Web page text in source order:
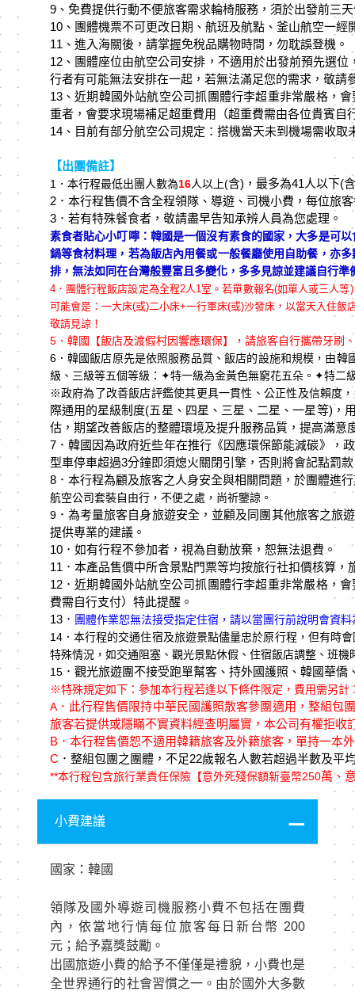
9、免費提供行動不便旅客需求輪椅服務，須於出發前三
10、團體機票不可更改⽇期、航班及航點、釜⼭航空⼀經
11、進入海關後，請掌握免稅品購物時間，勿耽誤登機。
12、團體座位由航空公司安排，不適⽤於出發前預先選
行者有可能無法安排在⼀起，若無法滿足您的需求，敬請
13、近期韓國外站航空公司抓團體行李超重非常嚴格，
重者，會要求現場補足超重費⽤（超重費需由各位貴賓⾃
14、目前有部分航空公司規定：搭機當天未到機場需收
【出團備註】
1．本行程最低出團人數為16人以上(含) ，最多為41人以下(
2．本行程售價不含全程領隊、導遊、司機小費，每位旅
3．若有特殊餐食者，敬請盡早告知承辨人員為您處理。
素食者貼心小叮嚀：韓國是一個沒有素食的國家，大多是可
鍋等食材料理，若為飯店內用餐或一般餐廳使用自助餐，亦
排，無法如同在台灣般豐富且多變化，多多見諒並建議自行準
4． 團體行程飯店設定為全程2人1室。若單數報名(如單人或三人
可能會是：一大床(或)二小床+一行軍床(或)沙發床，以當天入住
敬請見諒！
5．韓國【飯店及渡假村因響應環保】，請旅客自行攜帶牙刷
6．韓國飯店原先是依照服務品質、飯店的設施和規模，由
級、三級等五個等級： ✦特一級為金黃色無窮花五朵。 ✦特二
※政府為了改善飯店評鑑使其更具一貫性、公正性及信賴度
際通用的星級制度(五星、四星、三星、二星、一星等) ，
估，期望改善飯店的整體環境及提升服務品質，提高滿
7．韓國因為政府近些年在推行《因應環保節能減碳》，
型車停車超過3分鐘即須熄火關閉引擎，否則將會記點罰
8．本行程為顧及旅客之人身安全與相關問題，於團體進
航空公司套裝自由行，不便之處，尚祈鑒諒。
9．為考量旅客自身旅遊安全，並顧及同團其他旅客之旅
提供專業的建議。
10．如有⾏程不參加者，視為⾃動放棄，恕無法退費。
11．本產品售價中所含景點門票等均按旅行社扣價核算
12．近期韓國外站航空公司抓團體行李超重非常嚴格，
費需自行支付）特此提醒。
13． 團體作業恕無法接受指定住宿，請以當團行前說明會資
14．本行程的交通住宿及旅遊景點儘量忠於原行程，但有時
特殊情況，如交通阻塞、觀光景點休假、住宿飯店調整、班
15．觀光旅遊團不接受跑單幫客、持外國護照、韓國華僑
※特殊規定如下：參加本行程若逢以下條件限定，費用需另計
A．此行程售價限持中華民國護照散客參團適用，整組包
旅客若提供或隱瞞不實資料經查明屬實，本公司有權拒
B．本行程售價恕不適用韓籍旅客及外籍旅客，單持一本
C ．整組包團之團體，不足22歲報名人數若超過半數及平
**本行程包含旅行業責任保險【意外死殘保額新臺幣250萬、
小費建議
國家：韓國
領隊及國外導遊司機服務小費不包括在團費
內，依當地行情每位旅客每日新台幣 200
元；給予嘉獎鼓勵。
出國旅遊小費的給予不僅僅是禮貌，小費也是
全世界通行的社會習慣之一。由於國外大多數